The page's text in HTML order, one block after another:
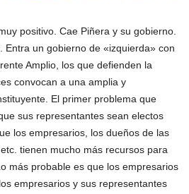
positivo. Cae Piñera y su gobierno.
Entra un gobierno de «izquierda» con
Amplio, los que defienden la
convocan a una amplia y
El primer problema que
sus representantes sean electos
los empresarios, los dueños de las
tienen mucho más recursos para
más probable es que los empresarios
empresarios y sus representantes